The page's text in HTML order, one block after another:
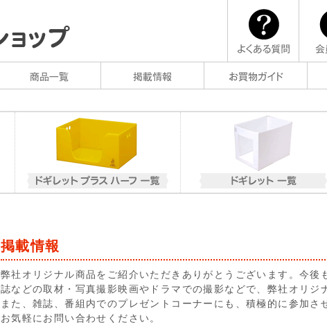
掲載情報
弊社オリジナル商品をご紹介いただきありがとうございます。今後
誌などの取材・写真撮影映画やドラマでの撮影などで、弊社オリジ
また、雑誌、番組内でのプレゼントコーナーにも、積極的に参加さ
お気軽にお問い合わせください。